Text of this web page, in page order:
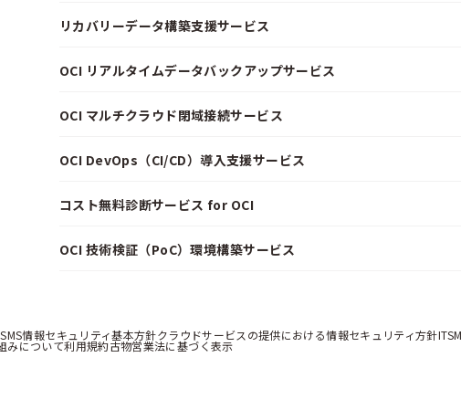
リカバリーデータ構築支援サービス
OCI リアルタイムデータバックアップサービス
OCI マルチクラウド閉域接続サービス
OCI DevOps（CI/CD）導入支援サービス
コスト無料診断サービス for OCI
OCI 技術検証（PoC）環境構築サービス
情報セキュリティ基本方針クラウドサービスの提供における情報セキュリティ方針
みについて利用規約古物営業法に基づく表示